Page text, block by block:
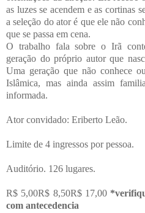
as luzes se acendem e as cortinas
a seleção do ator é que ele não
que se passa em cena.
O trabalho fala sobre o Irã
geração do próprio autor que
Uma geração que não conhece
Islâmica, mas ainda assim
informada.
Ator convidado: Eriberto Leão.
Limite de 4 ingressos por pessoa.
Auditório. 126 lugares.
R$ 5,00R$ 8,50R$ 17,00
com antecedencia